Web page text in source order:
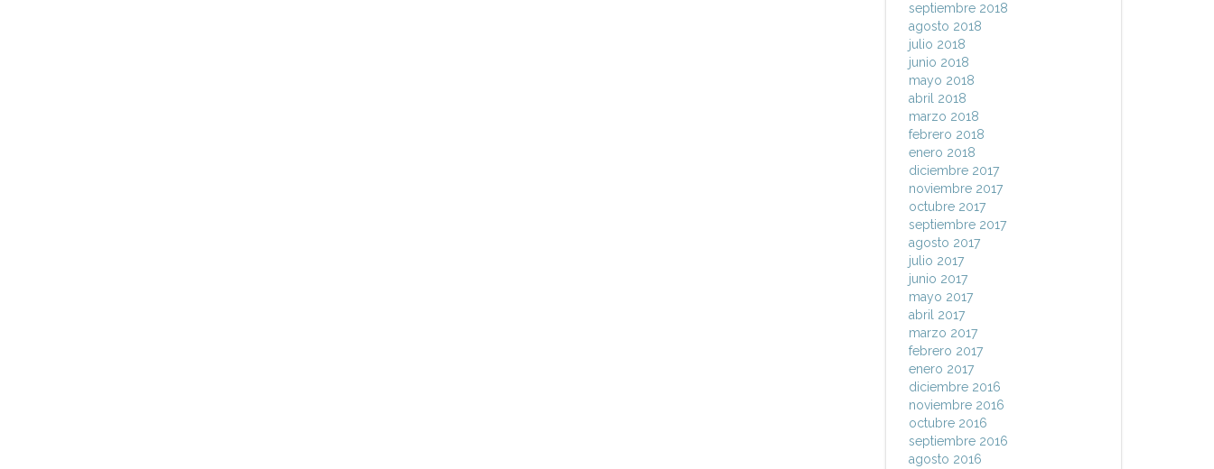
septiembre 2018
agosto 2018
julio 2018
junio 2018
mayo 2018
abril 2018
marzo 2018
febrero 2018
enero 2018
diciembre 2017
noviembre 2017
octubre 2017
septiembre 2017
agosto 2017
julio 2017
junio 2017
mayo 2017
abril 2017
marzo 2017
febrero 2017
enero 2017
diciembre 2016
noviembre 2016
octubre 2016
septiembre 2016
agosto 2016